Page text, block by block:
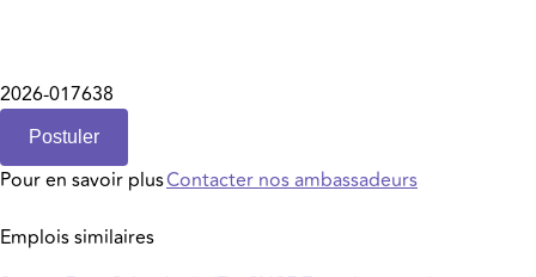
2026-017638
Postuler
Pour en savoir plusContacter nos ambassadeurs
Emplois similaires